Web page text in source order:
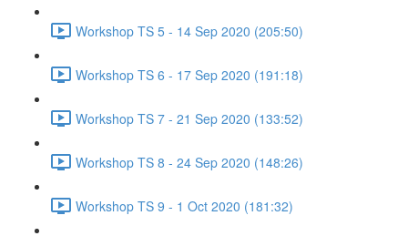
Workshop TS 5 - 14 Sep 2020 (205:50)
Workshop TS 6 - 17 Sep 2020 (191:18)
Workshop TS 7 - 21 Sep 2020 (133:52)
Workshop TS 8 - 24 Sep 2020 (148:26)
Workshop TS 9 - 1 Oct 2020 (181:32)